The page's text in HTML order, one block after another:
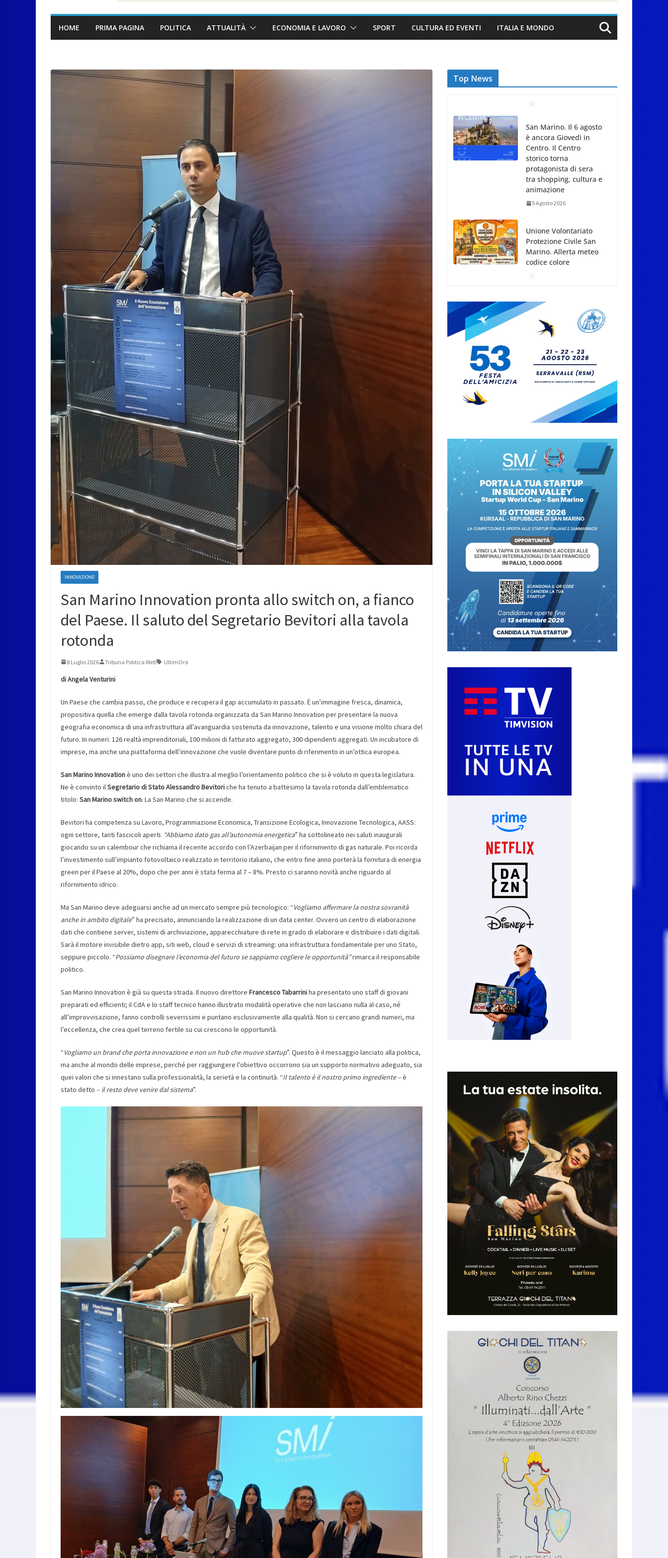
HOME PRIMA PAGINA POLITICA ATTUALITÀ ECONOMIA E LAVORO SPORT CULTURA ED EVENTI ITALIA E MONDO
INNOVAZIONE
San Marino Innovation pronta allo switch on, a fianco
del Paese. Il saluto del Segretario Bevitori alla tavola
rotonda
8 Luglio 2026 Tribuna Politica Web UltimOra
di Angela Venturini
Un Paese che cambia passo, che produce e recupera il gap accumulato in passato. È un’immagine fresca, dinamica,
propositiva quella che emerge dalla tavola rotonda organizzata da San Marino Innovation per presentare la nuova
geografia economica di una infrastruttura all’avanguardia sostenuta da innovazione, talento e una visione molto chiara del
futuro. In numeri: 126 realtà imprenditoriali, 100 milioni di fatturato aggregato, 300 dipendenti aggregati. Un incubatore di
imprese, ma anche una piattaforma dell’innovazione che vuole diventare punto di riferimento in un’ottica europea.
San Marino Innovationè uno dei settori che illustra al meglio l’orientamento politico che si è voluto in questa legislatura.
Ne è convinto ilSegretario di Stato Alessandro Bevitoriche ha tenuto a battesimo la tavola rotonda dall’emblematico
titolo: San Marino switch on. La San Marino che si accende.
Bevitori ha competenza su Lavoro, Programmazione Economica, Transizione Ecologica, Innovazione Tecnologica, AASS:
ogni settore, tanti fascicoli aperti. “Abbiamo dato gas all’autonomia energetica” ha sottolineato nei saluti inaugurali
giocando su un calembour che richiama il recente accordo con l’Azerbaijan per il rifornimento di gas naturale. Poi ricorda
l’investimento sull’impianto fotovoltaico realizzato in territorio italiano, che entro fine anno porterà la fornitura di energia
green per il Paese al 20%, dopo che per anni è stata ferma al 7 – 8%. Presto ci saranno novità anche riguardo al
rifornimento idrico.
Ma San Marino deve adeguarsi anche ad un mercato sempre più tecnologico: “Vogliamo affermare la nostra sovranità
anche in ambito digitale” ha precisato, annunciando la realizzazione di un data center. Ovvero un centro di elaborazione
dati che contiene server, sistemi di archiviazione, apparecchiature di rete in grado di elaborare e distribuire i dati digitali.
Sarà il motore invisibile dietro app, siti web, cloud e servizi di streaming: una infrastruttura fondamentale per uno Stato,
seppure piccolo. “Possiamo disegnare l’economia del futuro se sappiamo cogliere le opportunità”rimarca il responsabile
politico.
San Marino Innovation è già su questa strada. Il nuovo direttore Francesco Tabarriniha presentato uno staff di giovani
preparati ed efficienti; il CdA e lo staff tecnico hanno illustrato modalità operative che non lasciano nulla al caso, né
all’improvvisazione, fanno controlli severissimi e puntano esclusivamente alla qualità. Non si cercano grandi numeri, ma
l’eccellenza, che crea quel terreno fertile su cui crescono le opportunità.
“Vogliamo un brand che porta innovazione e non un hub che muove startup”. Questo è il messaggio lanciato alla politica,
ma anche al mondo delle imprese, perché per raggiungere l’obiettivo occorrono sia un supporto normativo adeguato, sia
quei valori che si innestano sulla professionalità, la serietà e la continuità. “Il talento è il nostro primo ingrediente –è
stato detto – il resto deve venire dal sistema”.
Top News
Unione Volontariato
Protezione Civile San
Marino. Allerta meteo
codice colore
Arancione per
temperature estreme
5 Agosto 2026
Song Contest: aperte le
iscrizioni all’edizione
2026-2027
5 Agosto 2026
vince il titolo
sammarinese,
Armando Rodà si
aggiudicail Gran Prix
5 Agosto 2026
Pesca sportiva, tre
prove di campionato
tra acque dolci e di
5 Agosto 2026
San Marino. Il 6 agosto
è ancora Giovedì in
Centro. Il Centro
storico torna
protagonista di sera
tra shopping, cultura e
animazione
5 Agosto 2026